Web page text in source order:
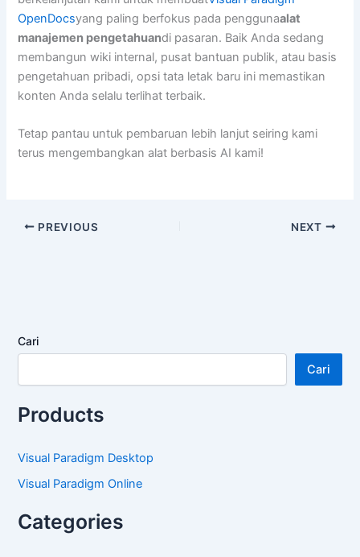
OpenDocsyang paling berfokus pada penggunaalat
manajemen pengetahuandi pasaran. Baik Anda sedang
membangun wiki internal, pusat bantuan publik, atau basis
pengetahuan pribadi, opsi tata letak baru ini memastikan
konten Anda selalu terlihat terbaik.
Tetap pantau untuk pembaruan lebih lanjut seiring kami
terus mengembangkan alat berbasis AI kami!
PREVIOUS NEXT
Cari
Cari
Products
Visual Paradigm Desktop
Visual Paradigm Online
Categories